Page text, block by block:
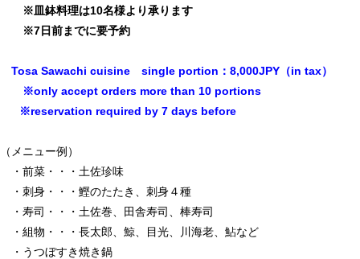
※皿鉢料理は10名様より承ります
※7日前までに要予約
Tosa Sawachi cuisine single portion：8,000JPY（in tax）
※only accept orders more than 10 portions
※reservation required by 7 days before
（メニュー例）
・前菜・・・土佐珍味
・刺身・・・鰹のたたき、刺身４種
・寿司・・・土佐巻、田舎寿司、棒寿司
・組物・・・長太郎、鯨、目光、川海老、鮎など
・うつぼすき焼き鍋